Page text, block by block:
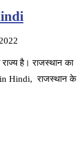
है। राजस्थान का
in Hindi, राजस्थान के